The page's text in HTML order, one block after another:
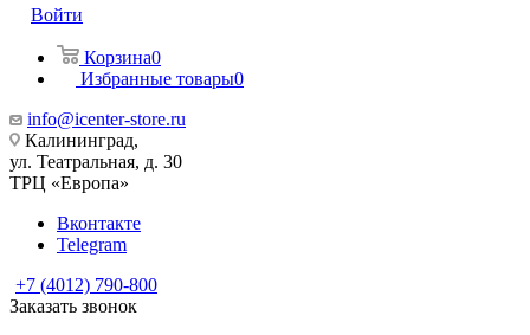
Войти
Корзина0
Избранные товары0
info@icenter-store.ru
Калининград,
ул. Театральная, д. 30
ТРЦ «Европа»
Вконтакте
Telegram
+7 (4012) 790-800
Заказать звонок